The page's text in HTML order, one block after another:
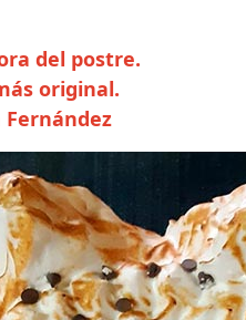
del postre.
original.